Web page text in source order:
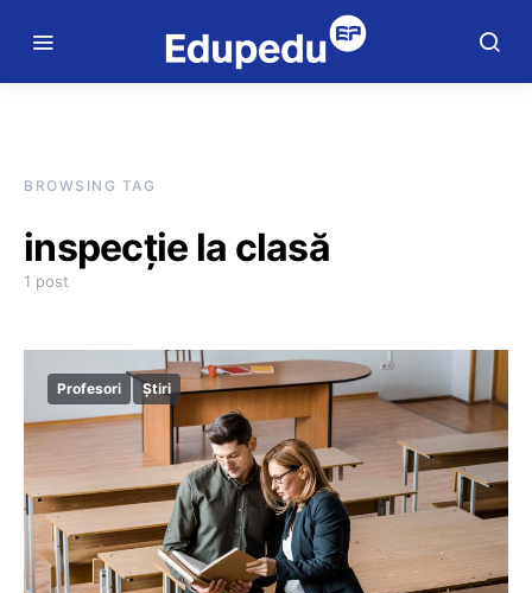
BROWSING TAG
inspecție la clasă
1 post
Profesori Știri